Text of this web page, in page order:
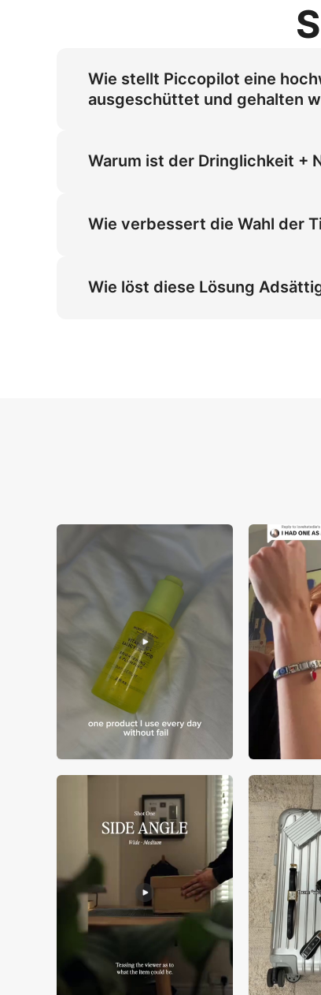
Wie stellt Piccopilot eine
ausgeschüttet und gehalten
inklusive des hörbaren 'Plop'-Effekts,
Dies gewährleistet eine
Warum ist der Dringlichkeit +
in den ersten 3 Sekunden verwendet.
Nahrungsergänzungsmittelangebote
Wie verbessert die Wahl der
Algorithmuspräferenz für
Nahrungsergänzungskampagnen um 30
Wie löst diese Lösung